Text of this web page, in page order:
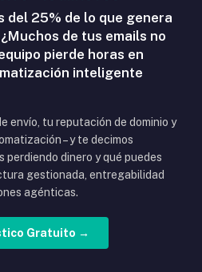
del 25% de lo que genera
de tus emails no
pierde horas en
inteligente
envío, tu reputación de dominio y
– y te decimos
dinero y qué puedes
gestionada, entregabilidad
agénticas.
Gratuito →